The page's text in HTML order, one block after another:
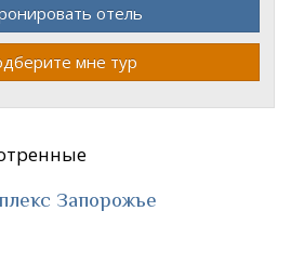
отель
мне тур
Запорожье